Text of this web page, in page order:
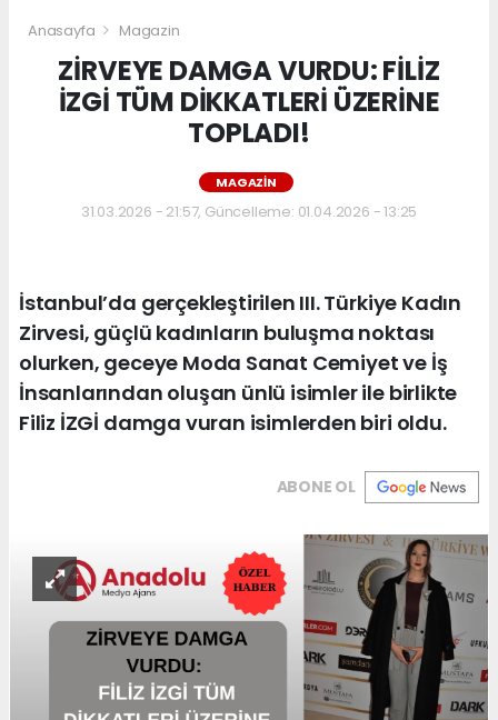
Anasayfa Magazin
ZİRVEYE DAMGA VURDU: FİLİZ
İZGİ TÜM DİKKATLERİ ÜZERİNE
TOPLADI!
MAGAZIN
31.03.2026 - 21:57, Güncelleme: 01.04.2026 - 13:25
İstanbul’da gerçekleştirilen III. Türkiye Kadın
Zirvesi, güçlü kadınların buluşma noktası
olurken, geceye Moda Sanat Cemiyet ve İş
İnsanlarından oluşan ünlü isimler ile birlikte
Filiz İZGİ damga vuran isimlerden biri oldu.
ABONE OL